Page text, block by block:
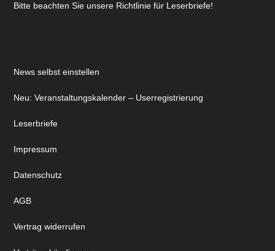
Bitte beachten Sie unsere Richtlinie für Leserbriefe!
News selbst einstellen
Neu: Veranstaltungskalender – Userregistrierung
Leserbriefe
Impressum
Datenschutz
AGB
Vertrag widerrufen